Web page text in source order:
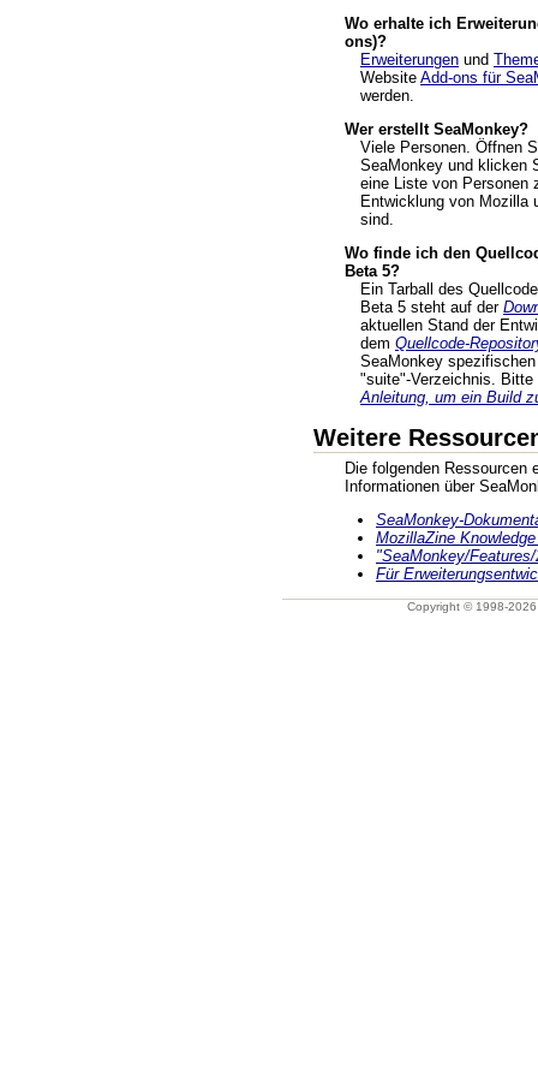
Wo erhalte ich
ons)?
Erweiterungen und
Website Add-ons für
werden.
Wer erstellt SeaMonkey?
Viele Personen. Öffnen
SeaMonkey und klicken
eine Liste von Personen
Entwicklung von Mozilla
sind.
Wo finde ich den
Beta 5?
Ein Tarball des
Beta 5 steht auf der
aktuellen Stand der
dem Quellcode-
SeaMonkey
"suite"-Verzeichnis. Bitte
Anleitung, um ein Build
Weitere
Die folgenden Ressourcen
Informationen über
SeaMonkey-
MozillaZine
"SeaMonkey/
Für
Copyright © 1998-